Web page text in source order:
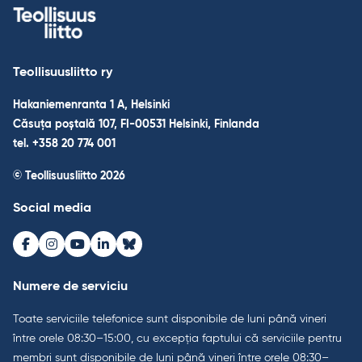
Teollisuusliitto ry
Hakaniemenranta 1 A, Helsinki
Căsuța poștală 107, FI-00531 Helsinki, Finlanda
tel. +358 20 774 001
© Teollisuusliitto 2026
Social media
Facebook
Instagram
Youtube
LinkedInBluesky
Numere de serviciu
Toate serviciile telefonice sunt disponibile de luni până vineri
între orele 08:30–15:00, cu excepția faptului că serviciile pentru
membri sunt disponibile de luni până vineri între orele 08:30–